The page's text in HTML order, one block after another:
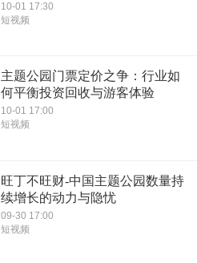
10-01 17:30
短视频
主题公园门票定价之争：行业如
何平衡投资回收与游客体验
10-01 17:00
短视频
旺丁不旺财-中国主题公园数量持
续增长的动力与隐忧
09-30 17:00
短视频